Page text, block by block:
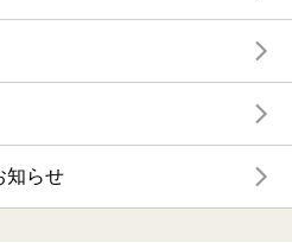
知らせ